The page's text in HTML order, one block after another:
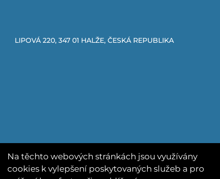
LIPOVÁ 220, 347 01 HALŽE, ČESKÁ REPUBLIKA
Na těchto webových stránkách jsou využívány
cookies k vylepšení poskytovaných služeb a pro